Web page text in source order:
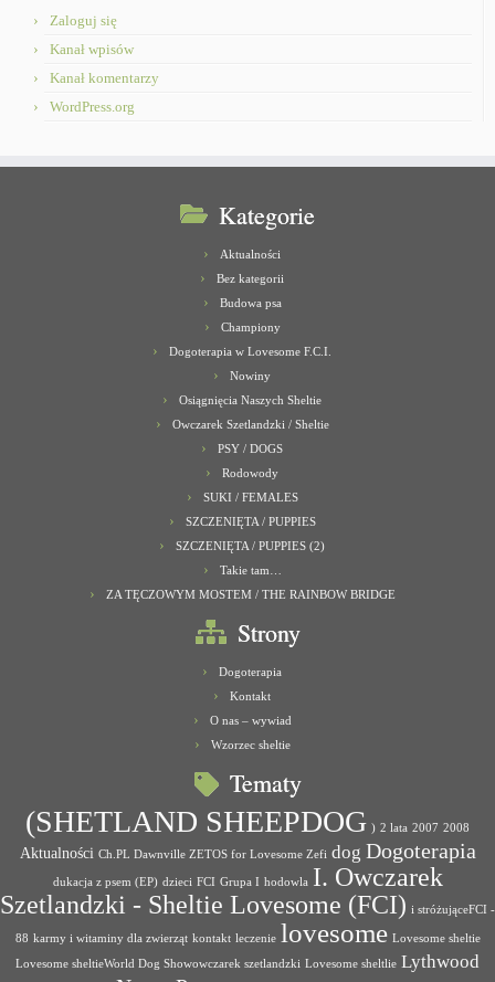
Zaloguj się
Kanał wpisów
Kanał komentarzy
WordPress.org
Kategorie
Aktualności
Bez kategorii
Budowa psa
Championy
Dogoterapia w Lovesome F.C.I.
Nowiny
Osiągnięcia Naszych Sheltie
Owczarek Szetlandzki / Sheltie
PSY / DOGS
Rodowody
SUKI / FEMALES
SZCZENIĘTA / PUPPIES
SZCZENIĘTA / PUPPIES (2)
Takie tam…
ZA TĘCZOWYM MOSTEM / THE RAINBOW BRIDGE
Strony
Dogoterapia
Kontakt
O nas – wywiad
Wzorzec sheltie
Tematy
(SHETLAND SHEEPDOG ) 2 lata 2007 2008
Aktualności Ch.PL Dawnville ZETOS for Lovesome Zefi dog Dogoterapia
dukacja z psem (EP) dzieci FCI Grupa I hodowla I. Owczarek
Szetlandzki - Sheltie Lovesome (FCI) i stróżująceFCI -
88 karmy i witaminy dla zwierząt kontakt leczenie lovesome Lovesome sheltie
Lovesome sheltieWorld Dog Showowczarek szetlandzki Lovesome sheltlie Lythwood